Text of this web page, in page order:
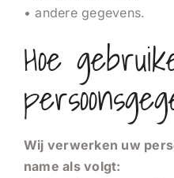
• andere gegevens.
Hoe
Wij verwerken uw
name als volgt: